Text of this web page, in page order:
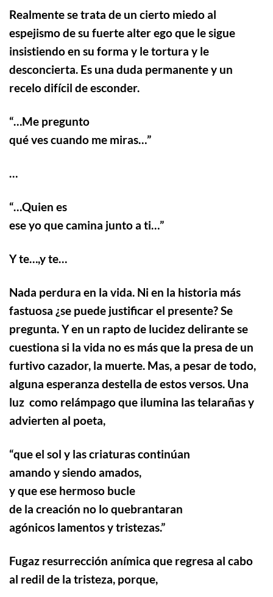
Realmente se trata de un cierto miedo al
espejismo de su fuerte alter ego que le sigue
insistiendo en su forma y le tortura y le
desconcierta. Es una duda permanente y un
recelo difícil de esconder.
“…Me pregunto
qué ves cuando me miras…”
…
“…Quien es
ese yo que camina junto a ti…”
Y te…,y te…
Nada perdura en la vida. Ni en la historia más
fastuosa ¿se puede justificar el presente? Se
pregunta. Y en un rapto de lucidez delirante se
cuestiona si la vida no es más que la presa de un
furtivo cazador, la muerte. Mas, a pesar de todo,
alguna esperanza destella de estos versos. Una
luz como relámpago que ilumina las telarañas y
advierten al poeta,
“que el sol y las criaturas continúan
amando y siendo amados,
y que ese hermoso bucle
de la creación no lo quebrantaran
agónicos lamentos y tristezas.”
Fugaz resurrección anímica que regresa al cabo
al redil de la tristeza, porque,